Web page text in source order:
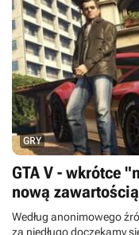
GRY
GTA V - wkrótce
nową
Według anonimowego
za niedługo doczekamy